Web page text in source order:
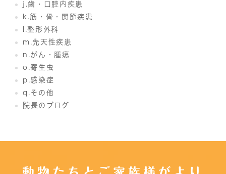
j.歯・口腔内疾患
k.筋・骨・関節疾患
l.整形外科
m.先天性疾患
n.がん・腫瘍
o.寄生虫
p.感染症
q.その他
院長のブログ